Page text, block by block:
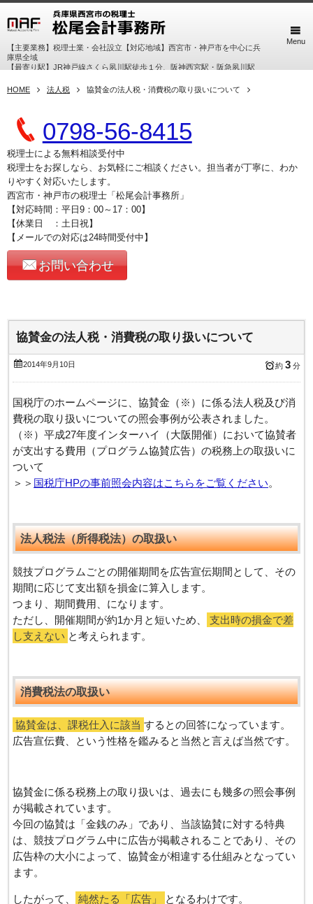
【主要業務】税理士業・会社設立【対応地域】西宮市・神戸市を中心に兵
庫県全域
【最寄り駅】JR神戸線さくら夙川駅徒歩１分、阪神西宮駅・阪急夙川駅
Menu
HOME 法人税 協賛金の法人税・消費税の取り扱いについて
0798-56-8415
税理士による無料相談受付中
税理士をお探しなら、お気軽にご相談ください。担当者が丁寧に、わか
りやすく対応いたします。
西宮市・神戸市の税理士「松尾会計事務所」
【対応時間：平日9：00～17：00】
【休業日 ：土日祝】
【メールでの対応は24時間受付中】
お問い合わせ
協賛金の法人税・消費税の取り扱いについて
2014年9月10日 約 3 分
国税庁のホームページに、協賛金（※）に係る法人税及び消
費税の取り扱いについての照会事例が公表されました。
（※）平成27年度インターハイ（大阪開催）において協賛者
が支出する費用（プログラム協賛広告）の税務上の取扱いに
ついて
＞＞ 国税庁HPの事前照会内容はこちらをご覧ください。
法人税法（所得税法）の取扱い
競技プログラムごとの開催期間を広告宣伝期間として、その
期間に応じて支出額を損金に算入します。
つまり、期間費用、になります。
ただし、開催期間が約1か月と短いため、
支出時の損金で差
し支えない と考えられます。
消費税法の取扱い
協賛金は、課税仕入に該当 するとの回答になっています。
広告宣伝費、という性格を鑑みると当然と言えば当然です。
協賛金に係る税務上の取り扱いは、過去にも幾多の照会事例
が掲載されています。
今回の協賛は「金銭のみ」であり、当該協賛に対する特典
は、競技プログラム中に広告が掲載されることであり、その
広告枠の大小によって、協賛金が相違する仕組みとなってい
ます。
したがって、 純然たる「広告」 となるわけです。